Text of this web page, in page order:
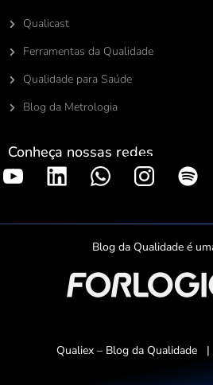
Qualicast
Ferramentas da Qualidade
Qualidade para Saúde
Blog da Metrologia
Conheça nossas redes
S
o
t
i
f
y
Blog da Qualidade é
Qualiex – Blog da Qualidade |